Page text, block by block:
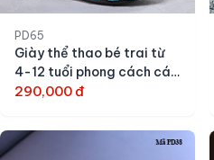
PD65
Giày thể thao bé trai từ
4-12 tuổi phong cách cá
tính
290,000 đ